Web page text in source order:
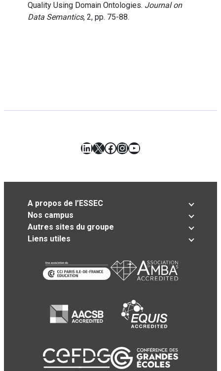
Quality Using Domain Ontologies. Journal on
Data Semantics, 2, pp. 75-88.
LinkedIn
X Facebook
Instagram
YouTube
A propos de l’ESSEC
Nos campus
Autres sites du groupe
Liens utiles